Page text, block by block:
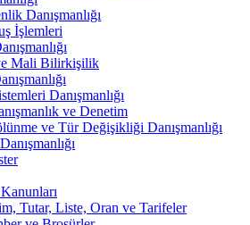
Danışmanlığı
İşlemleri
Mali Bilirkişilik
Danışmanlığı
ve Denetim
ve Tür Değişikliği Danışmanlığı
Tutar, Liste, Oran ve Tarifeler